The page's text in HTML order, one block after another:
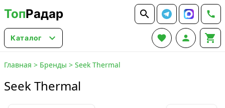
ТопРадар  
Каталог    
Главная > Бренды > Seek Thermal
Seek Thermal